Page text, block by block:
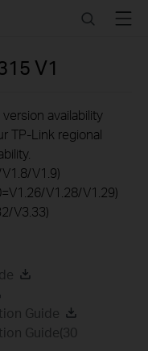
SearchMenu
V1
availability
TP-Link regional
V1.9)
V1.28/V1.29)
V3.33)
Guide
Guide(30